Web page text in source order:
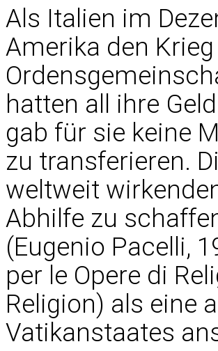
Als Italien im
Amerika den
hatten all ihre
gab für sie keine
zu transferieren.
weltweit
Abhilfe zu
(Eugenio Pacelli,
per le Opere di
Religion) als eine
Vatikanstaates